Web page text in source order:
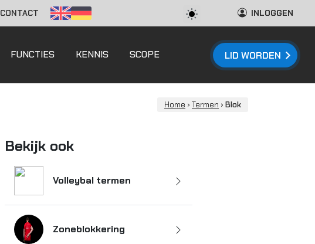
CONTACT INLOGGEN
FUNCTIES KENNIS SCOPE LID WORDEN
Home › Termen › Blok
Bekijk ook
Volleybal termen
Zoneblokkering